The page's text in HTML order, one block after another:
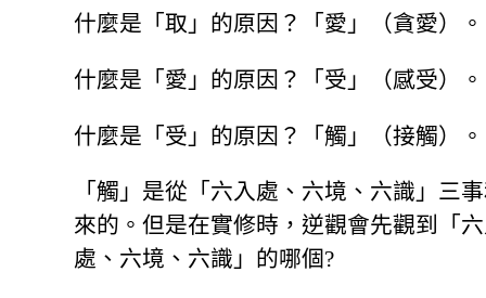
什麼是「取」的原因？「愛」（貪愛）。
什麼是「愛」的原因？「受」（感受）。
什麼是「受」的原因？「觸」（接觸）。
「觸」是從「六入處、六境、六識」三
來的。但是在實修時，逆觀會先觀到「
處、六境、六識」的哪個?